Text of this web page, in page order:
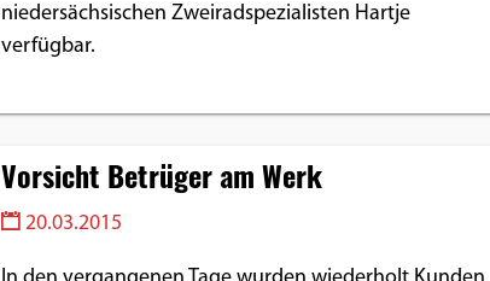
niedersächsischen Zweiradspezialisten Hartje
verfügbar.
Vorsicht Betrüger am Werk
20.03.2015